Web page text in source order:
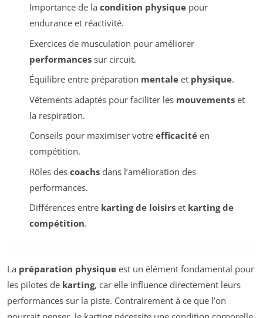
Importance de la condition physiquepour
endurance et réactivité.
Exercices de musculation pour améliorer
performancessur circuit.
Équilibre entre préparation mentaleet physique.
Vêtements adaptés pour faciliter les mouvementset
la respiration.
Conseils pour maximiser votre efficacitéen
compétition.
Rôles des coachsdans l’amélioration des
performances.
Différences entre karting de loisirset karting de
compétition.
La préparation physique est un élément fondamental pour
les pilotes de karting, car elle influence directement leurs
performances sur la piste. Contrairement à ce que l’on